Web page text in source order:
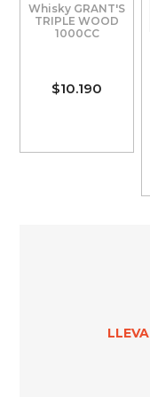
Whisky GRANT'S
TRIPLE WOOD
1000CC
$10.190
LLEVA